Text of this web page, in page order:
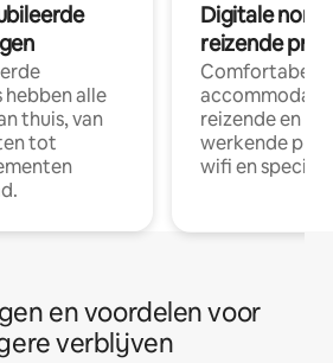
alle
thuis, van
tot
Digitale
reizende
Comfortabele
reizende en
werkende
wifi en
en voordelen voor
verblijven